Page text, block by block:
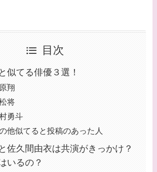
目次
似てる俳優３選！
翔
将
勇斗
他似てると投稿のあった人
佐久間由衣は共演がきっかけ？
いるの？